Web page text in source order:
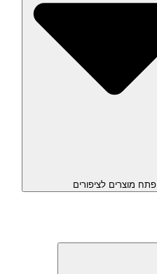
פתח מוצרים לציפורים